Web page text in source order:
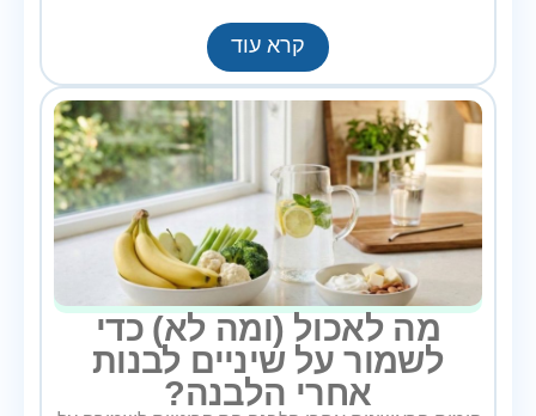
קרא עוד
מה לאכול (ומה לא) כדי
לשמור על שיניים לבנות
אחרי הלבנה?